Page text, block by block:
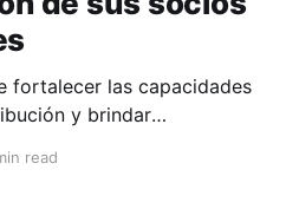
fortalecer las capacidades
y brindar
y técnico, Milwaukee
read